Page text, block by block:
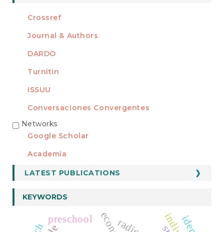
Crossref
Journal & Authors
DARDO
Turnitin
ISSUU
Conversaciones Convergentes
REDES
Networks
Google Scholar
Academia
LATEST PUBLICATIONS
KEYWORDS
preschool